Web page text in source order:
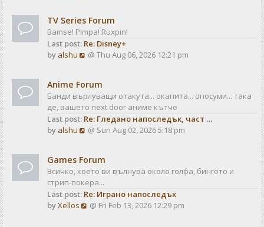
e
s
t
p
s
w
t
h
e
e
s
t
p
s
t
TV Series Forum
Bamse! Pimpa! Ruxpin!
Last post: Re: Disney+
by alshu
V
w
t
h
e
e
s
t
p
o
@ Thu Aug 06, 2026 12:21 pm
Anime Forum
Банди върлуващи отакута... окапита... опосуми... така
де, вашето next door аниме кътче
Last post: Re: Гледано напоследък, част …
by alshu
V
w
t
h
e
l
@ Sun Aug 02, 2026 5:18 pm
Games Forum
Всичко, което ви вълнува около голфа, бингото и
стрип-покера...
Last post: Re: Играно напоследък
byXellos
V@ Fri Feb 13, 2026 12:29 pm